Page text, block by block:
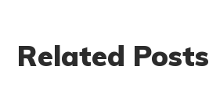
Related Posts